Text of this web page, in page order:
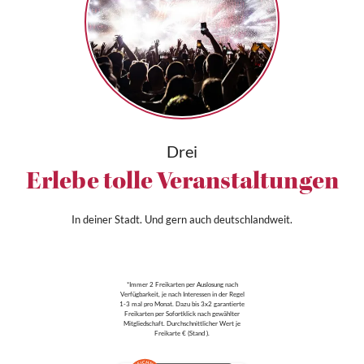
Drei
Erlebe tolle Veranstaltungen
In deiner Stadt. Und gern auch deutschlandweit.
*Immer 2 Freikarten per Auslosung nach
Verfügbarkeit, je nach Interessen in der Regel
1-3 mal pro Monat. Dazu bis 3x2 garantierte
Freikarten per Sofortklick nach gewählter
Mitgliedschaft. Durchschnittlicher Wert je
Freikarte € (Stand ).